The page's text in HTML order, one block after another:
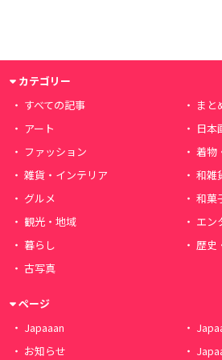
カテゴリー
すべての記事
まと
アート
日本
ファッション
着物
雑貨・インテリア
和雑
グルメ
和菓
観光・地域
エン
暮らし
歴史
古写真
ページ
Japaaan
お知らせ